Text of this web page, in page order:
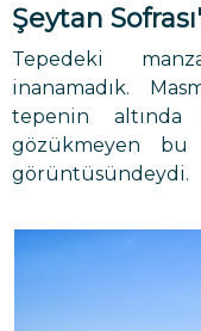
Şeytan
Tepedeki
inanamadık.
tepenin altında
gözükmeyen
görüntüsündeydi.